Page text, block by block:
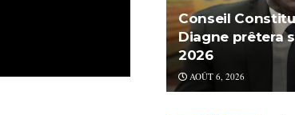
Conseil
Diagne prêtera
2026
AOÛT 6, 2026